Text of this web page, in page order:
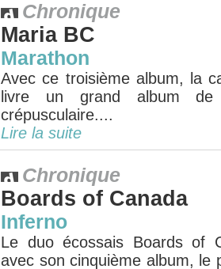
Chronique
Maria BC
Marathon
Avec ce troisième album, la
livre un grand album
crépusculaire....
Lire la suite
Chronique
Boards of Canada
Inferno
Le duo écossais Boards of
avec son cinquième album, le